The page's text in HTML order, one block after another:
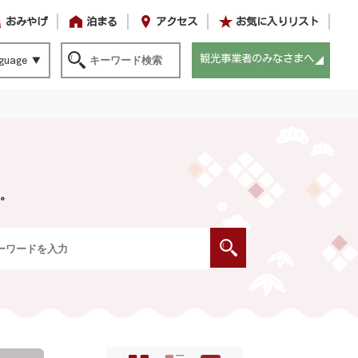
おみやげ 泊まる アクセス お気に入りリスト
観光事業者のみなさまへ